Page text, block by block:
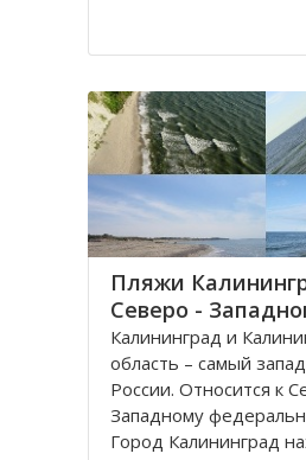
Пляжи
Северо -
Калининград и
область – самый
России. Относится к
Западному
Город Калининград